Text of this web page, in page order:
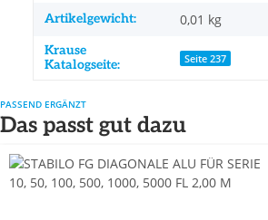
Artikelgewicht: 0,01 kg
Krause
Katalogseite:
Seite 237
PASSEND ERGÄNZT
Das passt gut dazu